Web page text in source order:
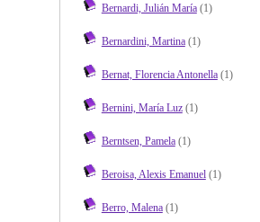
Bernardi, Julián María(1)
Bernardini, Martina(1)
Bernat, Florencia Antonella(1)
Bernini, María Luz(1)
Berntsen, Pamela(1)
Beroisa, Alexis Emanuel(1)
Berro, Malena(1)